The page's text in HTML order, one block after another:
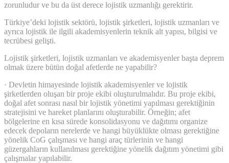
zorunludur ve bu da üst derece lojistik uzmanlığı gerektirir.
Türkiye’deki lojistik sektörü, lojistik şirketleri, lojistik uzmanları ve
ayrıca lojistik ile ilgili akademisyenlerin teknik alt yapısı, bilgisi ve
tecrübesi gelişti.
Lojistik şirketleri, lojistik uzmanları ve akademisyenler başta deprem
olmak üzere bütün doğal afetlerde ne yapabilir?
· Devletin himayesinde lojistik akademisyenler ve lojistik
şirketlerden oluşan bir proje ekibi oluşturulmalıdır. Bu proje ekibi,
doğal afet sonrası nasıl bir lojistik yönetimi yapılması gerektiğinin
stratejisini ve hareket planlarını oluşturabilir. Örneğin; afet
bölgelerine en kısa sürede konsolidasyonu ve dağıtımı organize
edecek depoların nerelerde ve hangi büyüklükte olması gerektiğine
yönelik CoG çalışması ve hangi araç türlerinin ve hangi
güzergahların kullanılması gerektiğine yönelik dağıtım yönetimi gibi
çalışmalar yapılabilir.